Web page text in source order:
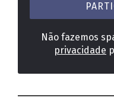
Não fazemos
privacidade